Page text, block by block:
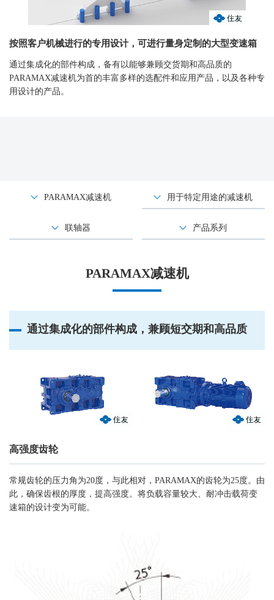
按照客户机械进行的专用设计，可进行量身定制的大型变速箱
通过集成化的部件构成，备有以能够兼顾交货期和高品质的
PARAMAX减速机为首的丰富多样的选配件和应用产品，以及各种专
用设计的产品。
PARAMAX减速机 用于特定用途的减速机
联轴器 产品系列
PARAMAX减速机
通过集成化的部件构成，兼顾短交期和高品质
高强度齿轮
常规齿轮的压力角为20度，与此相对，PARAMAX的齿轮为25度。由
此，确保齿根的厚度，提高强度。将负载容量较大、耐冲击载荷变
速箱的设计变为可能。